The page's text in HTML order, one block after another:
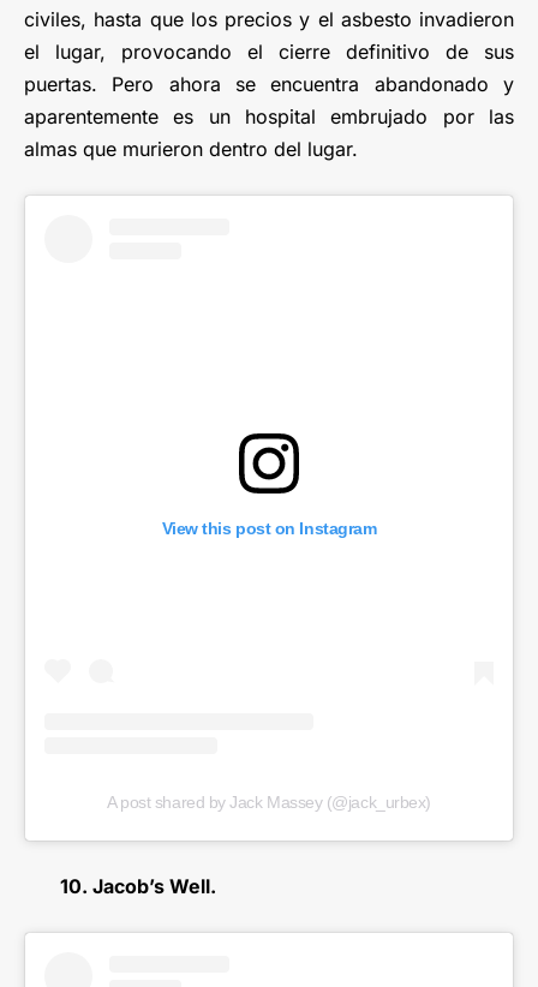
civiles, hasta que los precios y el asbesto invadieron
el lugar, provocando el cierre definitivo de sus
puertas. Pero ahora se encuentra abandonado y
aparentemente es un hospital embrujado por las
almas que murieron dentro del lugar.
View this post on Instagram
A post shared by Jack Massey (@jack_urbex)
10. Jacob’s Well.